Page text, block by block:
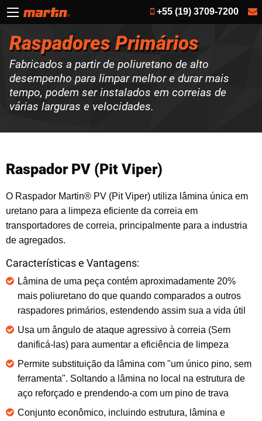
+55 (19) 3709-7200
Raspadores Primários
Fabricados a partir de poliuretano de alto
desempenho para limpar melhor e durar mais
tempo, podem ser instalados em correias de
várias larguras e velocidades.
Raspador PV (Pit Viper)
O Raspador Martin® PV (Pit Viper) utiliza lâmina única em
uretano para a limpeza eficiente da correia em
transportadores de correia, principalmente para a industria
de agregados.
Características e Vantagens:
Lâmina de uma peça contém aproximadamente 20%
mais poliuretano do que quando comparados a outros
raspadores primários, estendendo assim sua a vida útil
Usa um ângulo de ataque agressivo à correia (Sem
danificá-las) para aumentar a eficiência de limpeza
Permite substituição da lâmina com "um único pino, sem
ferramenta". Soltando a lâmina no local na estrutura de
aço reforçado e prendendo-a com um pino de trava
Conjunto econômico, incluindo estrutura, lâmina e